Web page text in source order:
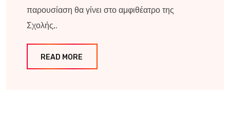
παρουσίαση θα γίνει στο αμφιθέατρο της
Σχολής,.
READ MORE